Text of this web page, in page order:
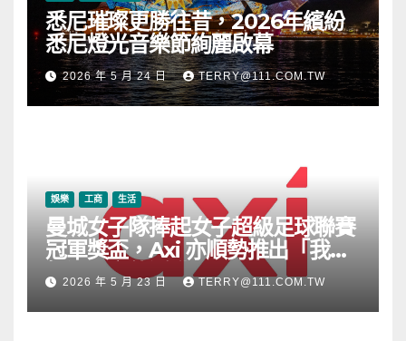
悉尼璀璨更勝往昔，2026年繽紛
悉尼燈光音樂節絢麗啟幕
2026 年 5 月 24 日 TERRY@111.COM.TW
娛樂 工商 生活
曼城女子隊捧起女子超級足球聯賽
冠軍獎盃，Axi 亦順勢推出「我的
根源」宣傳活動
2026 年 5 月 23 日 TERRY@111.COM.TW